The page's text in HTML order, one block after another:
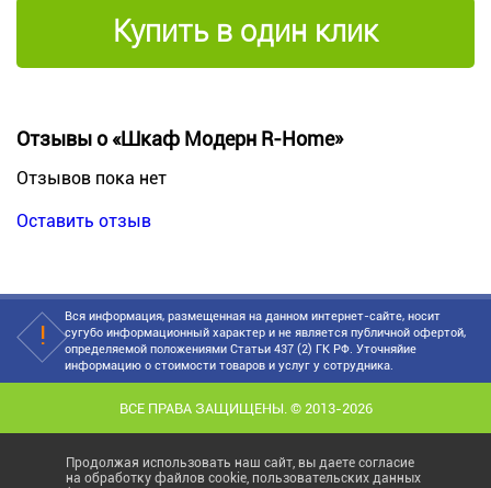
Купить в один клик
Отзывы о «Шкаф Модерн R-Home»
Отзывов пока нет
Оставить отзыв
Вся информация, размещенная на данном интернет-сайте, носит
сугубо информационный характер и не является публичной офертой,
определяемой положениями Статьи 437 (2) ГК РФ. Уточняйие
информацию о стоимости товаров и услуг у сотрудника.
ВСЕ ПРАВА ЗАЩИЩЕНЫ. © 2013-2026
Продолжая использовать наш сайт, вы даете согласие
на обработку файлов cookie, пользовательских данных